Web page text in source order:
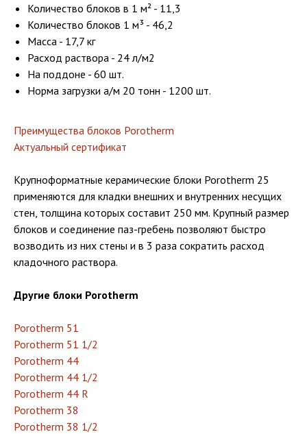
Количество блоков в 1 м² - 11,3
Количество блоков 1 м³ - 46,2
Масса - 17,7 кг
Расход раствора - 24 л/м2
На поддоне - 60 шт.
Норма загрузки а/м 20 тонн - 1200 шт.
Преимущества блоков Porotherm
Актуальный сертификат
Крупноформатные керамические блоки Porotherm 25
применяются для кладки внешних и внутренних несущих
стен, толщина которых составит 250 мм. Крупный размер
блоков и соединение паз-гребень позволяют быстро
возводить из них стены и в 3 раза сократить расход
кладочного раствора.
Другие блоки Porotherm
Porotherm 51
Porotherm 51 1/2
Porotherm 44
Porotherm 44 1/2
Porotherm 44 R
Porotherm 38
Porotherm 38 1/2